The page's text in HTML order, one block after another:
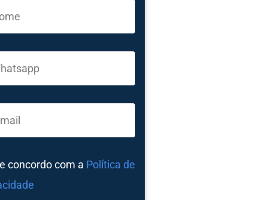
concordo com a Política de